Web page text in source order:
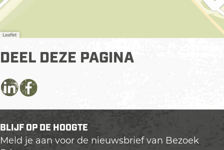
Leaflet
DEEL DEZE PAGINA
D
l
d
D
l
d
l
d
BLIJF OP DE HOOGTE
Meld je aan voor de nieuwsbrief van Bezoek